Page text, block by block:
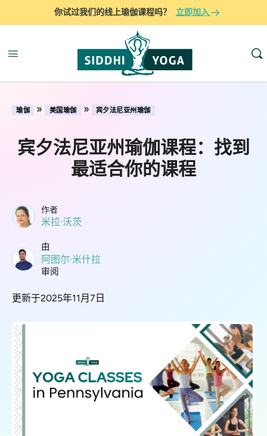
你试过我们的线上瑜伽课程吗？ 立即加入
瑜伽 » 美国瑜伽 » 宾夕法尼亚州瑜伽
宾夕法尼亚州瑜伽课程：找到
最适合你的课程
作者
米拉·沃茨
由
阿图尔·米什拉
审阅
更新于2025年11月7日